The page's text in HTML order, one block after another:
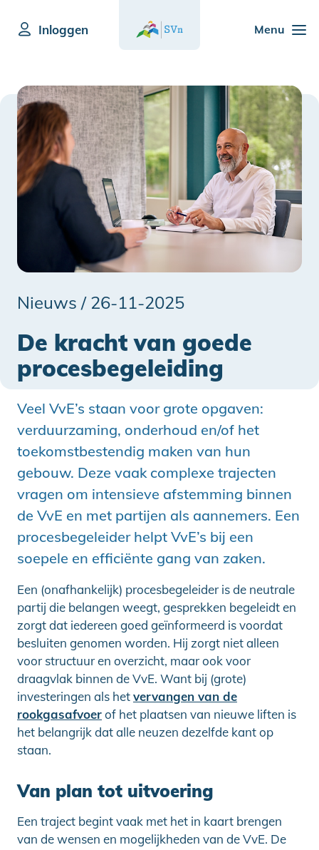
Menu
Inloggen
Nieuws / 26-11-2025
De kracht van goede
procesbegeleiding
Veel VvE’s staan voor grote opgaven:
verduurzaming, onderhoud en/of het
toekomstbestendig maken van hun
gebouw. Deze vaak complexe trajecten
vragen om intensieve afstemming binnen
de VvE en met partijen als aannemers. Een
procesbegeleider helpt VvE’s bij een
soepele en efficiënte gang van zaken.
Een (onafhankelijk) procesbegeleider is de neutrale
partij die belangen weegt, gesprekken begeleidt en
zorgt dat iedereen goed geïnformeerd is voordat
besluiten genomen worden. Hij zorgt niet alleen
voor structuur en overzicht, maar ook voor
draagvlak binnen de VvE. Want bij (grote)
investeringen als hetvervangen van de
rookgasafvoerof het plaatsen van nieuwe liften is
het belangrijk dat alle neuzen dezelfde kant op
staan.
Van plan tot uitvoering
Een traject begint vaak met het in kaart brengen
van de wensen en mogelijkheden van de VvE. De